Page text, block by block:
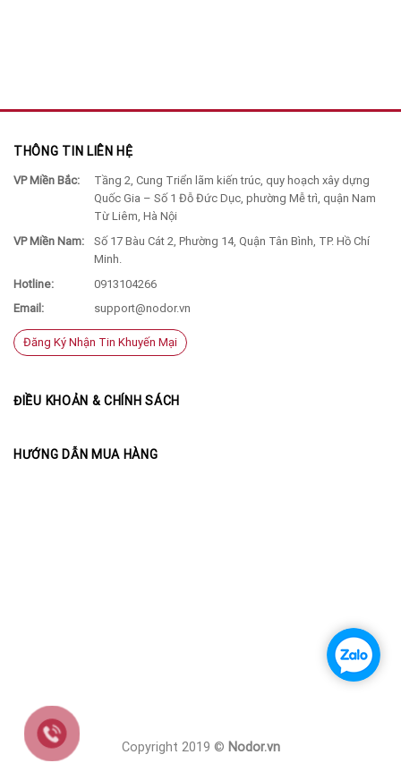
THÔNG TIN LIÊN HỆ
VP Miền Bắc:
Tầng 2, Cung Triển lãm kiến trúc, quy hoạch xây dựng
Quốc Gia – Số 1 Đỗ Đức Dục, phường Mễ trì, quận Nam
Từ Liêm, Hà Nội
VP Miền Nam:
Số 17 Bàu Cát 2, Phường 14, Quận Tân Bình, TP. Hồ Chí
Minh.
Hotline:
0913104266
Email:
support@nodor.vn
Đăng Ký Nhận Tin Khuyến Mại
ĐIỀU KHOẢN & CHÍNH SÁCH
HƯỚNG DẪN MUA HÀNG
Copyright 2019 © Nodor.vn